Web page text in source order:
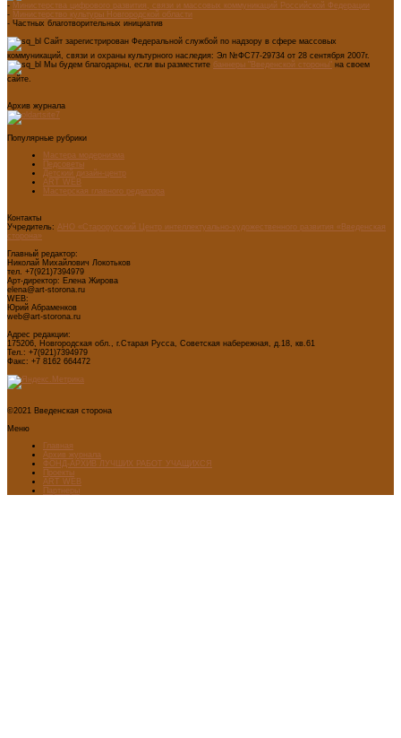
- Министерства цифрового развития, связи и массовых коммуникаций Российской Федерации
- Министерство культуры Новгородской области
- Частных благотворительных инициатив
Сайт зарегистрирован Федеральной службой по надзору в сфере массовых
коммуникаций, связи и охраны культурного наследия: Эл №ФС77-29734 от 28 сентября 2007г.
Мы будем благодарны, если вы разместите баннеры "Введенской стороны" на своем
сайте.
Архив журнала
Популярные рубрики
Мастера модернизма
Педсоветы
Детский дизайн-центр
ART WEB
Мастерская главного редактора
Контакты
Учредитель: АНО «Старорусский Центр интеллектуально-художественного развития «Введенская
сторона»
Главный редактор:
Николай Михайлович Локотьков
тел. +7(921)7394979
Арт-директор: Елена Жирова
elena@art-storona.ru
WEB:
Юрий Абраменков
web@art-storona.ru
Адрес редакции:
175206, Новгородская обл., г.Старая Русса, Советская набережная, д.18, кв.61
Тел.: +7(921)7394979
Факс: +7 8162 664472
©2021 Введенская сторона
Меню
Главная
Архив журнала
ФОНД-АРХИВ ЛУЧШИХ РАБОТ УЧАЩИХСЯ
Проекты
ART WEB
Партнеры